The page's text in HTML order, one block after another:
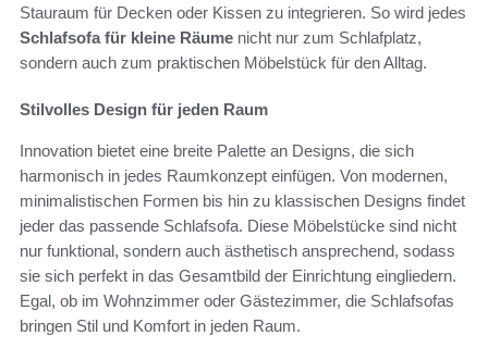
Stauraum für Decken oder Kissen zu integrieren. So wird jedes
Schlafsofa für kleine Räume nicht nur zum Schlafplatz,
sondern auch zum praktischen Möbelstück für den Alltag.
Stilvolles Design für jeden Raum
Innovation bietet eine breite Palette an Designs, die sich
harmonisch in jedes Raumkonzept einfügen. Von modernen,
minimalistischen Formen bis hin zu klassischen Designs findet
jeder das passende Schlafsofa. Diese Möbelstücke sind nicht
nur funktional, sondern auch ästhetisch ansprechend, sodass
sie sich perfekt in das Gesamtbild der Einrichtung eingliedern.
Egal, ob im Wohnzimmer oder Gästezimmer, die Schlafsofas
bringen Stil und Komfort in jeden Raum.